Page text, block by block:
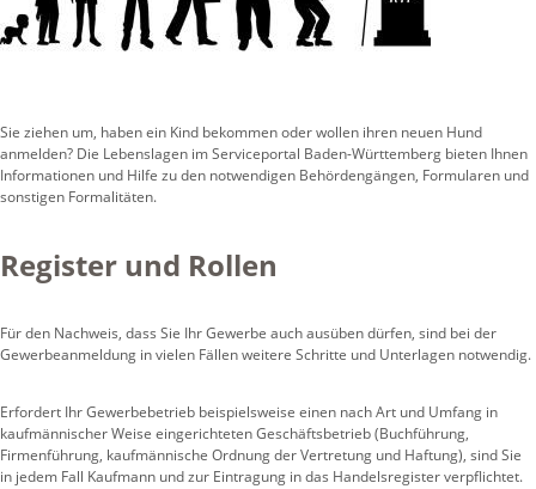
Sie ziehen um, haben ein Kind bekommen oder wollen ihren neuen Hund
anmelden? Die Lebenslagen im Serviceportal Baden-Württemberg bieten Ihnen
Informationen und Hilfe zu den notwendigen Behördengängen, Formularen und
sonstigen Formalitäten.
Register und Rollen
Für den Nachweis, dass Sie Ihr Gewerbe auch ausüben dürfen, sind bei der
Gewerbeanmeldung in vielen Fällen weitere Schritte und Unterlagen notwendig.
Erfordert Ihr Gewerbebetrieb beispielsweise einen nach Art und Umfang in
kaufmännischer Weise eingerichteten Geschäftsbetrieb (Buchführung,
Firmenführung, kaufmännische Ordnung der Vertretung und Haftung), sind Sie
in jedem Fall Kaufmann und zur Eintragung in das Handelsregister verpflichtet.